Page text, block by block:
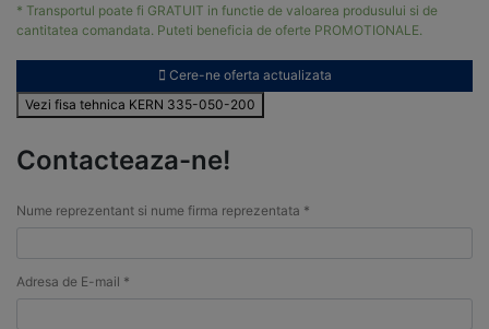
* Transportul poate fi GRATUIT in functie de valoarea produsului si de
cantitatea comandata. Puteti beneficia de oferte PROMOTIONALE.
Cere-ne oferta actualizata
Vezi fisa tehnica KERN 335-050-200
Contacteaza-ne!
Nume reprezentant si nume firma reprezentata *
Adresa de E-mail *